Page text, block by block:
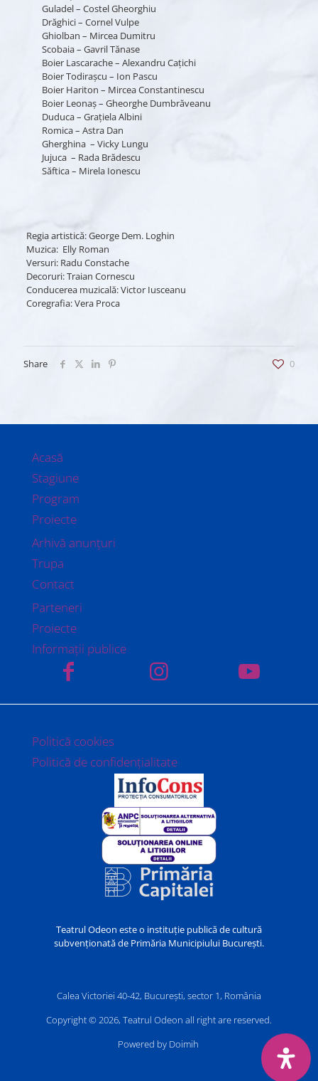
Guladel – Costel Gheorghiu
Drăghici – Cornel Vulpe
Ghiolban – Mircea Dumitru
Scobaia – Gavril Tănase
Boier Lascarache – Alexandru Caţichi
Boier Todiraşcu – Ion Pascu
Boier Hariton – Mircea Constantinescu
Boier Leonaş – Gheorghe Dumbrăveanu
Duduca – Graţiela Albini
Romica – Astra Dan
Gherghina – Vicky Lungu
Jujuca – Rada Brădescu
Săftica – Mirela Ionescu
Regia artistică: George Dem. Loghin
Muzica: Elly Roman
Versuri: Radu Constache
Decoruri: Traian Cornescu
Conducerea muzicală: Victor Iusceanu
Coregrafia: Vera Proca
Share 0
Acasă
Stagiune
Program
Proiecte
Arhivă anunțuri
Trupa
Contact
Parteneri
Proiecte
Informații publice
Politică cookies
Politică de confidențialitate
Teatrul Odeon este o instituție publică de cultură
subvenționată de Primăria Municipiului București.
Calea Victoriei 40-42, București, sector 1, România
Copyright © 2026, Teatrul Odeon all right are reserved.
Powered by Doimih